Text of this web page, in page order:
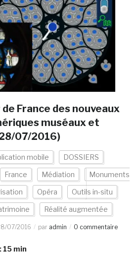
de France des nouveaux
muséaux et
07/2016)
mobile DOSSIERS
France Médiation Monuments
Opéra Outils in-situ
Réalité augmentée
07/2016 par admin 0 commentaire
15 min